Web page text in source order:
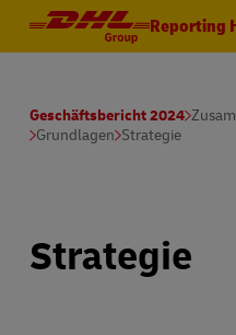
Reporting
Geschäftsbericht 2024
Grundlagen Strategie
Strategie